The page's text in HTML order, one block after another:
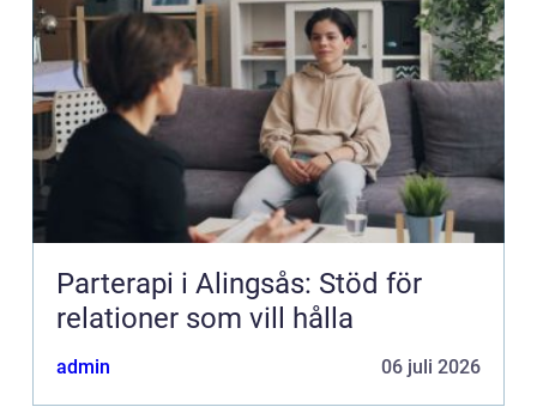
Parterapi i Alingsås: Stöd för
relationer som vill hålla
admin 06 juli 2026